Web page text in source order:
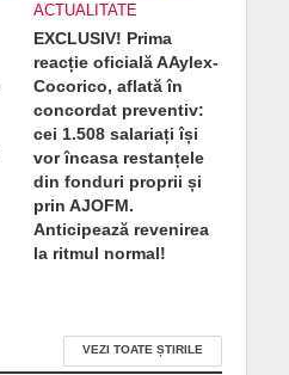
ACTUALITATE
EXCLUSIV! Prima
reacție oficială AAylex-
Cocorico, aflată în
concordat preventiv:
cei 1.508 salariați își
vor încasa restanțele
din fonduri proprii și
prin AJOFM.
Anticipează revenirea
la ritmul normal!
VEZI TOATE ȘTIRILE